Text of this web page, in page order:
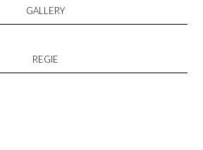
GALLERY
REGIE